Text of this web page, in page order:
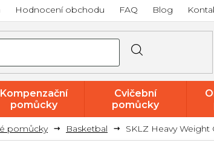
Hodnocení obchodu FAQ Blog
Kompenzační
pomůcky
Cvičební
pomůcky
Akce a
výprodej
pomůcky Basketbal SKLZ Heavy